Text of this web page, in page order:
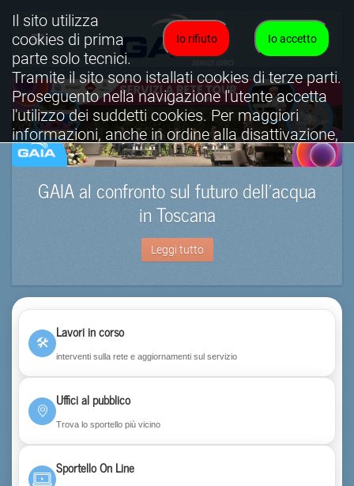
GAIA al confronto sul futuro dell’acqua
in Toscana
Leggi tutto
🛠
Lavori in corso
interventi sulla rete e aggiornamenti sul servizio
Uffici al pubblico
Trova lo sportello più vicino
Sportello On Line
Io accetto
Io rifiuto
Il sito utilizza
cookies di prima
parte solo tecnici.
Tramite il sito sono istallati cookies di terze parti.
Proseguento nella navigazione l'utente accetta
l'utilizzo dei suddetti cookies. Per maggiori
informazioni, anche in ordine alla disattivazione,
è possibile consultare l'informativa cookies
completa.
Visualizza informativa completa.